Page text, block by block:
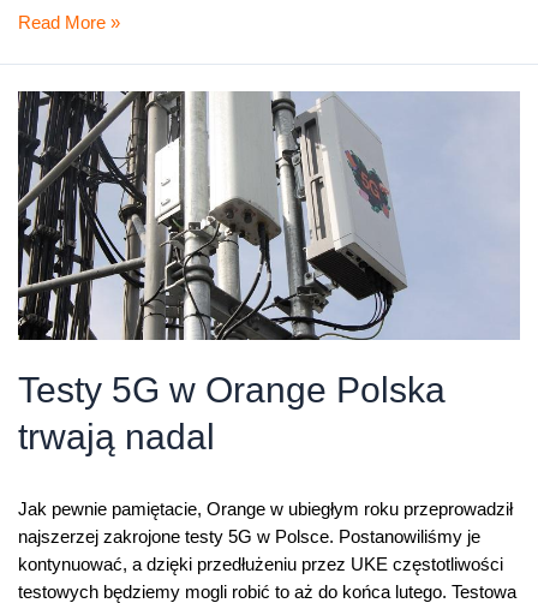
Nawet
w
sieci
5G
w
Lublinie.
Połączyliśmy
4G
i
5G
Read More »
Testy 5G w Orange Polska
trwają nadal
Jak pewnie pamiętacie, Orange w ubiegłym roku przeprowadził
najszerzej zakrojone testy 5G w Polsce. Postanowiliśmy je
kontynuować, a dzięki przedłużeniu przez UKE częstotliwości
testowych będziemy mogli robić to aż do końca lutego. Testowa